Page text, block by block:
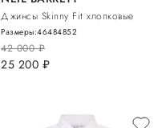
Джинсы Skinny Fit хлопковые
42 000руб.
25 200 руб.
Размеры:46484852